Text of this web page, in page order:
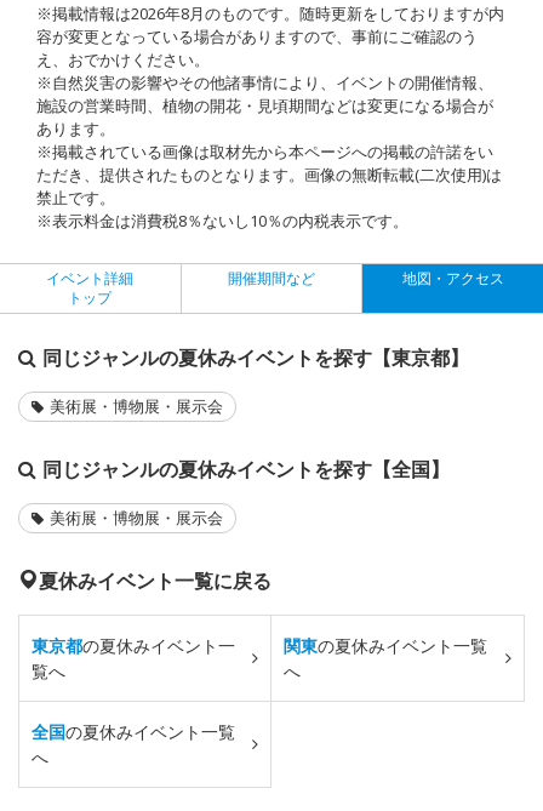
※掲載情報は2026年8月のものです。随時更新をしておりますが内
容が変更となっている場合がありますので、事前にご確認のう
え、おでかけください。
※自然災害の影響やその他諸事情により、イベントの開催情報、
施設の営業時間、植物の開花・見頃期間などは変更になる場合が
あります。
※掲載されている画像は取材先から本ページへの掲載の許諾をい
ただき、提供されたものとなります。画像の無断転載(二次使用)は
禁止です。
※表示料金は消費税8％ないし10％の内税表示です。
イベント詳細
トップ
開催期間など 地図・アクセス
同じジャンルの夏休みイベントを探す【東京都】
美術展・博物展・展示会
同じジャンルの夏休みイベントを探す【全国】
美術展・博物展・展示会
夏休みイベント一覧に戻る
東京都の夏休みイベント一
覧へ
関東の夏休みイベント一覧
へ
全国の夏休みイベント一覧
へ